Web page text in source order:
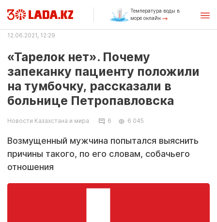
Температура воды в
море онлайн
12.06.2021, 12:29
«Тарелок нет». Почему
запеканку пациенту положили
на тумбочку, рассказали в
больнице Петропавловска
Новости Казахстана и мира 6 6 045
Возмущенный мужчина попытался выяснить
причины такого, по его словам, собачьего
отношения